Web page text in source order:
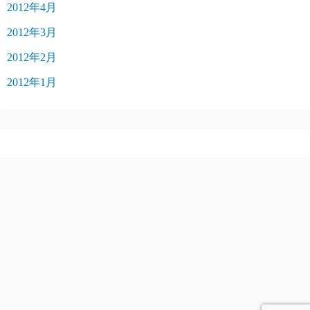
2012年4月
2012年3月
2012年2月
2012年1月